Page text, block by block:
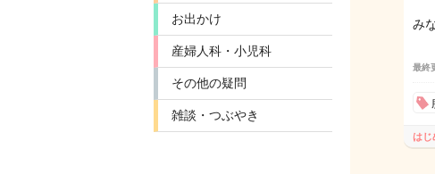
お出かけ
産婦人科・小児科
その他の疑問
雑談・つぶやき
み
最終
はじ